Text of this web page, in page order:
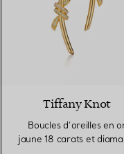
Tiffany Knot
Boucles d’oreilles en
jaune 18 carats et